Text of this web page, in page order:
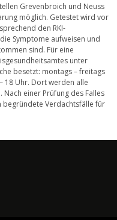
Grevenbroich und Neuss
möglich. Getestet wird vor
den RKI-
Symptome aufweisen und
sind. Für eine
unter
besetzt: montags – freitags
18 Uhr. Dort werden alle
einer Prüfung des Falles
begründete Verdachtsfälle für